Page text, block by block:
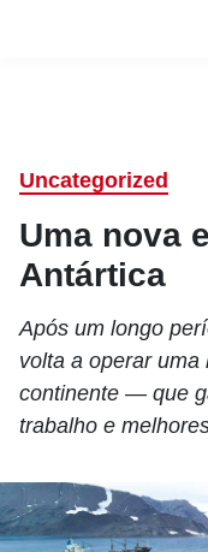
Uncategorized
Uma nova
Antártica
Após um longo
volta a operar
continente — que
trabalho e